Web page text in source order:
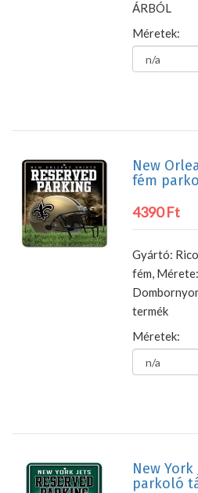
ÁRBÓL
Méretek:
New
fém
4390 Ft
Gyártó:
fém,
termék
Méretek:
New
parkoló